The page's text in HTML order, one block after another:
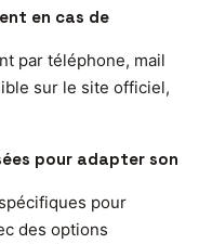
en cas de
par téléphone, mail
sur le site officiel,
pour adapter son
pour
des options